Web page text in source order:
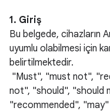
1. Giriş
Bu belgede, cihazların
uyumlu olabilmesi için
belirtilmektedir.
"Must", "must not",
not", "should", "should
"recommended",